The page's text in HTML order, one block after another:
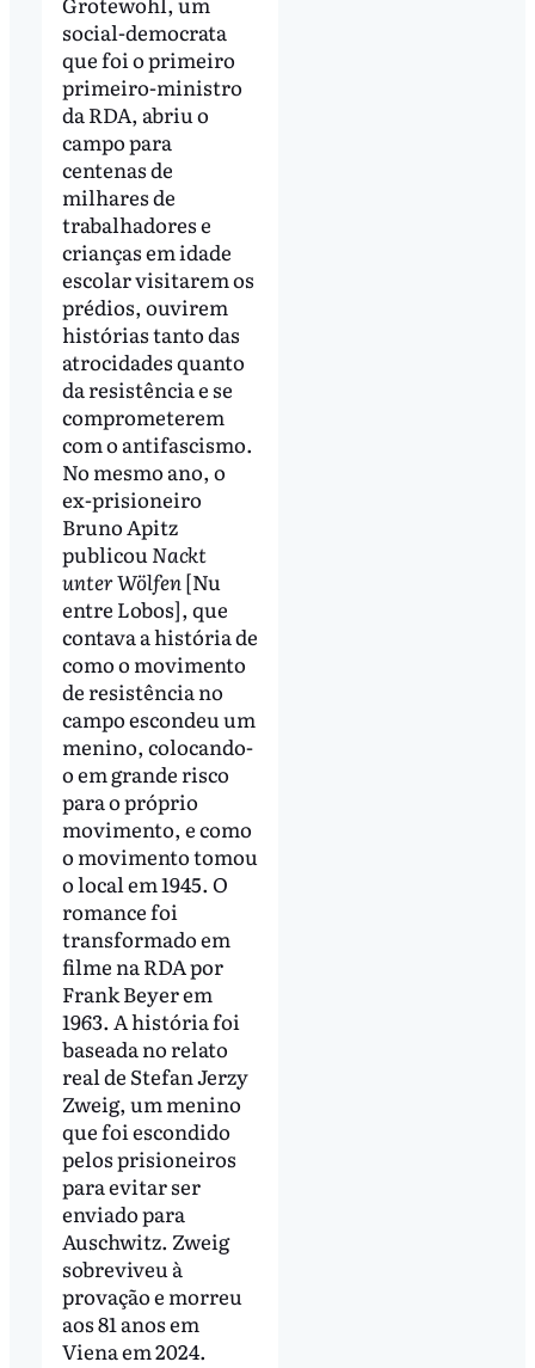
social-democrata
que foi o primeiro
primeiro-ministro
da RDA, abriu o
campo para
centenas de
milhares de
trabalhadores e
crianças em idade
escolar visitarem os
prédios, ouvirem
histórias tanto das
atrocidades quanto
da resistência e se
comprometerem
com o antifascismo.
No mesmo ano, o
ex-prisioneiro
Bruno Apitz
publicouNackt
unter Wölfen[Nu
entre Lobos], que
contava a história de
como o movimento
de resistência no
campo escondeu um
menino, colocando-
o em grande risco
para o próprio
movimento, e como
o movimento tomou
o local em 1945. O
romance foi
transformado em
filme na RDA por
Frank Beyer em
1963. A história foi
baseada no relato
real de Stefan Jerzy
Zweig, um menino
que foi escondido
pelos prisioneiros
para evitar ser
enviado para
Auschwitz. Zweig
sobreviveu à
provação e morreu
aos 81 anos em
Viena em 2024.